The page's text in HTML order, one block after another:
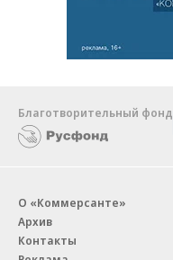
Благотворительный фонд
О «Коммерсанте»
Архив
Контакты